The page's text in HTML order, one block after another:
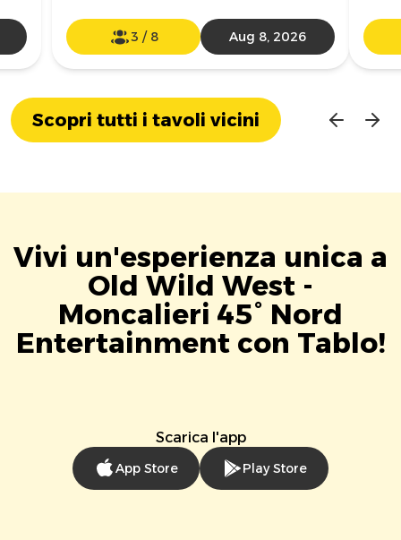
3 / 8 Aug 8, 2026
Scopri tutti i tavoli vicini
Vivi un'esperienza unica a
Old Wild West -
Moncalieri 45° Nord
Entertainment con Tablo!
Scarica l'app
App Store Play Store